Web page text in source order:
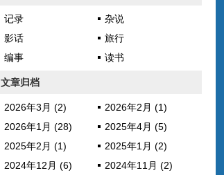
记录
杂说
影话
旅行
编事
读书
文章归档
2026年3月 (2)
2026年2月 (1)
2026年1月 (28)
2025年4月 (5)
2025年2月 (1)
2025年1月 (2)
2024年12月 (6)
2024年11月 (2)